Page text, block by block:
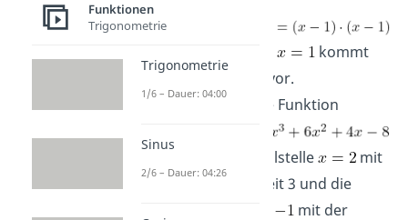
. Die Nullstelle
kommt
also zweimal vor.
Die Funktion
besitzt die Nullstelle
mit
der Vielfachheit 3 und die
mit der
Funktionen
Trigonometrie
Trigonometrie
1/6 – Dauer: 04:00
Sinus
2/6 – Dauer: 04:26